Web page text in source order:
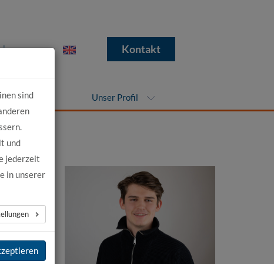
Kontakt
Unser Profil
sind
und
jederzeit
in unserer